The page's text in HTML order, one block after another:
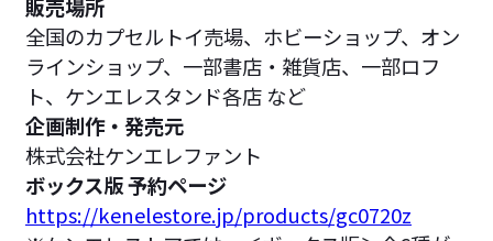
販売場所
全国のカプセルトイ売場、ホビーショップ、オン
ラインショップ、一部書店・雑貨店、一部ロフ
ト、ケンエレスタンド各店 など
企画制作・発売元
株式会社ケンエレファント
ボックス版 予約ページ
https://kenelestore.jp/products/gc0720z